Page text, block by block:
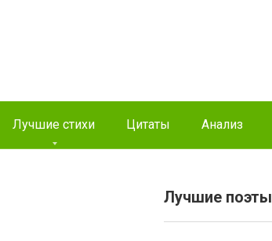
Лучшие стихи Цитаты Анализ
Лучшие поэты